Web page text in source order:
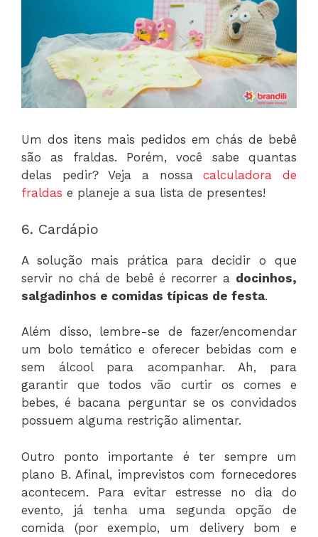
Um dos itens mais pedidos em chás de bebê
são as fraldas. Porém, você sabe quantas
delas pedir? Veja a nossacalculadora de
fraldas e planeje a sua lista de presentes!
6. Cardápio
A solução mais prática para decidir o que
servir no chá de bebê é recorrer a docinhos,
salgadinhos e comidas típicas de festa.
Além disso, lembre-se de fazer/encomendar
um bolo temático e oferecer bebidas com e
sem álcool para acompanhar. Ah, para
garantir que todos vão curtir os comes e
bebes, é bacana perguntar se os convidados
possuem alguma restrição alimentar.
Outro ponto importante é ter sempre um
plano B. Afinal, imprevistos com fornecedores
acontecem. Para evitar estresse no dia do
evento, já tenha uma segunda opção de
comida (por exemplo, um delivery bom e